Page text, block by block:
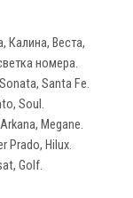
Калина, Веста,
номера.
Santa Fe.
Soul.
Megane.
Prado, Hilux.
Golf.